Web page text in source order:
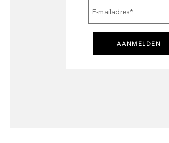
E-mailadres*
AANMELDEN